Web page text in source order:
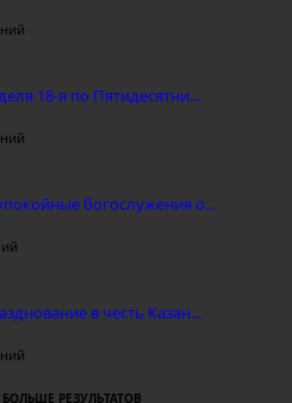
18-я по Пятидесятни...
богослужения о...
в честь Казан...
БОЛЬШЕ РЕЗУЛЬТАТОВ